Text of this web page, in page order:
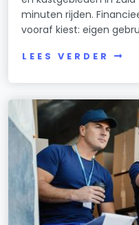
minuten rijden.
vooraf kiest: eigen
LEES VERDER